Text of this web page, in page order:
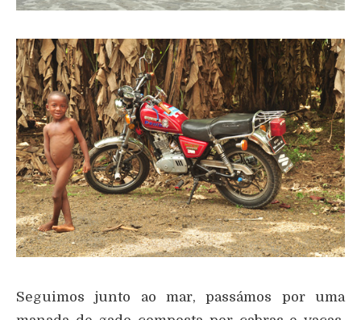
Seguimos junto ao mar, passámos por uma